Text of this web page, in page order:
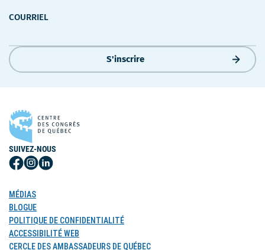
COURRIEL
S'inscrire
SUIVEZ-NOUS
Suivez-
sur
Facebook
Suivez-
Instagram
Suivez-
MÉDIAS
BLOGUE
POLITIQUE DE CONFIDENTIALITÉ
ACCESSIBILITÉ WEB
CERCLE DES AMBASSADEURS DE QUÉBEC